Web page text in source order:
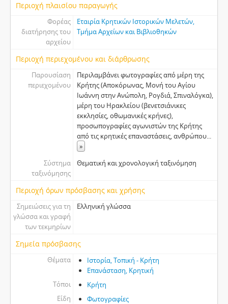
Περιοχή πλαισίου παραγωγής
Φορέας
διατήρησης του
αρχείου
Εταιρία Κρητικών Ιστορικών Μελετών,
Τμήμα Αρχείων και Βιβλιοθηκών
Περιοχή περιεχομένου και διάρθρωσης
Παρουσίαση
περιεχομένου
Περιλαμβάνει φωτογραφίες από μέρη της
Κρήτης (Αποκόρωνας, Μονή του Αγίου
Ιωάννη στην Ανώπολη, Ρογδιά, Σπιναλόγκα),
μέρη του Ηρακλείου (βενετσιάνικες
εκκλησίες, οθωμανικές κρήνες),
προσωπογραφίες αγωνιστών της Κρήτης
από τις κρητικές επαναστάσεις, ανθρώπου...
»
Σύστημα
ταξινόμησης
Θεματική και χρονολογική ταξινόμηση
Περιοχή όρων πρόσβασης και χρήσης
Σημειώσεις για τη
γλώσσα και γραφή
των τεκμηρίων
Ελληνική γλώσσα
Σημεία πρόσβασης
Θέματα
Ιστορία, Τοπική - Κρήτη
Επανάσταση, Κρητική
Τόποι
Κρήτη
Είδη
Φωτογραφίες